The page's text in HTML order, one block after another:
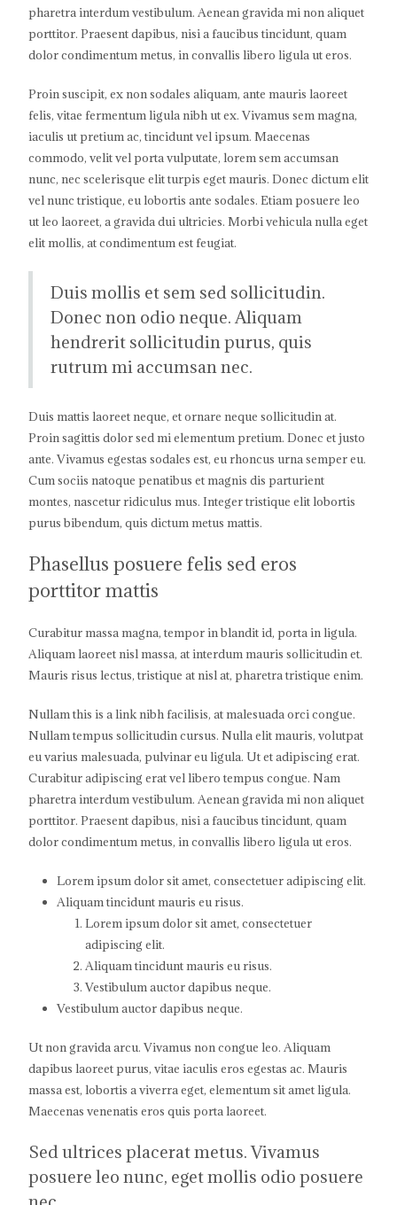
pharetra interdum vestibulum. Aenean gravida mi non aliquet
porttitor. Praesent dapibus, nisi a faucibus tincidunt, quam
dolor condimentum metus, in convallis libero ligula ut eros.
Proin suscipit, ex non sodales aliquam, ante mauris laoreet
felis, vitae fermentum ligula nibh ut ex. Vivamus sem magna,
iaculis ut pretium ac, tincidunt vel ipsum. Maecenas
commodo, velit vel porta vulputate, lorem sem accumsan
nunc, nec scelerisque elit turpis eget mauris. Donec dictum elit
vel nunc tristique, eu lobortis ante sodales. Etiam posuere leo
ut leo laoreet, a gravida dui ultricies. Morbi vehicula nulla eget
elit mollis, at condimentum est feugiat.
Duis mollis et sem sed sollicitudin.
Donec non odio neque. Aliquam
hendrerit sollicitudin purus, quis
rutrum mi accumsan nec.
Duis mattis laoreet neque, et ornare neque sollicitudin at.
Proin sagittis dolor sed mi elementum pretium. Donec et justo
ante. Vivamus egestas sodales est, eu rhoncus urna semper eu.
Cum sociis natoque penatibus et magnis dis parturient
montes, nascetur ridiculus mus. Integer tristique elit lobortis
purus bibendum, quis dictum metus mattis.
Phasellus posuere felis sed eros
porttitor mattis
Curabitur massa magna, tempor in blandit id, porta in ligula.
Aliquam laoreet nisl massa, at interdum mauris sollicitudin et.
Mauris risus lectus, tristique at nisl at, pharetra tristique enim.
Nullam this is a link nibh facilisis, at malesuada orci congue.
Nullam tempus sollicitudin cursus. Nulla elit mauris, volutpat
eu varius malesuada, pulvinar eu ligula. Ut et adipiscing erat.
Curabitur adipiscing erat vel libero tempus congue. Nam
pharetra interdum vestibulum. Aenean gravida mi non aliquet
porttitor. Praesent dapibus, nisi a faucibus tincidunt, quam
dolor condimentum metus, in convallis libero ligula ut eros.
Lorem ipsum dolor sit amet, consectetuer adipiscing elit.
Aliquam tincidunt mauris eu risus.
Lorem ipsum dolor sit amet, consectetuer
adipiscing elit.
Aliquam tincidunt mauris eu risus.
Vestibulum auctor dapibus neque.
Vestibulum auctor dapibus neque.
Ut non gravida arcu. Vivamus non congue leo. Aliquam
dapibus laoreet purus, vitae iaculis eros egestas ac. Mauris
massa est, lobortis a viverra eget, elementum sit amet ligula.
Maecenas venenatis eros quis porta laoreet.
Sed ultrices placerat metus. Vivamus
posuere leo nunc, eget mollis odio posuere